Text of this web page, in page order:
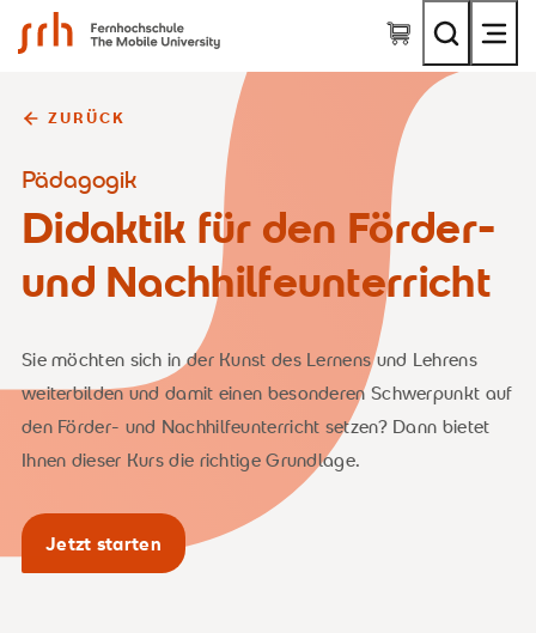
SRH Fernhochschule - The Mobile University
ZURÜCK
Pädagogik
Didaktik für den Förder-
und Nachhilfeunterricht
Sie möchten sich in der Kunst des Lernens und Lehrens
weiterbilden und damit einen besonderen Schwerpunkt auf
den Förder- und Nachhilfeunterricht setzen? Dann bietet
Ihnen dieser Kurs die richtige Grundlage.
Jetzt starten